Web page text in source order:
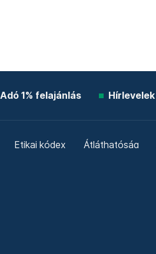
Adó 1% felajánlás Hírlevelek
Etikai kódex Átláthatóság